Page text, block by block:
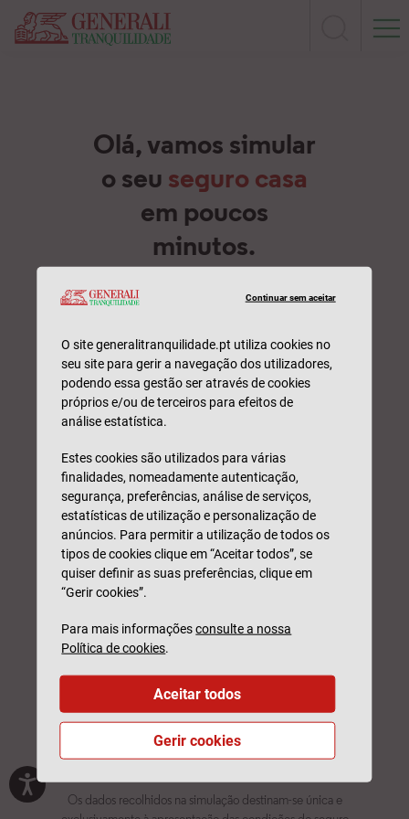
Continuar sem aceitar
O site generalitranquilidade.pt utiliza cookies no
seu site para gerir a navegação dos utilizadores,
podendo essa gestão ser através de cookies
próprios e/ou de terceiros para efeitos de
análise estatística.
Estes cookies são utilizados para várias
finalidades, nomeadamente autenticação,
segurança, preferências, análise de serviços,
estatísticas de utilização e personalização de
anúncios. Para permitir a utilização de todos os
tipos de cookies clique em “Aceitar todos”, se
quiser definir as suas preferências, clique em
“Gerir cookies”.
Para mais informaçõesconsulte a nossa
Política de cookies.
Gerir cookies
Aceitar todos